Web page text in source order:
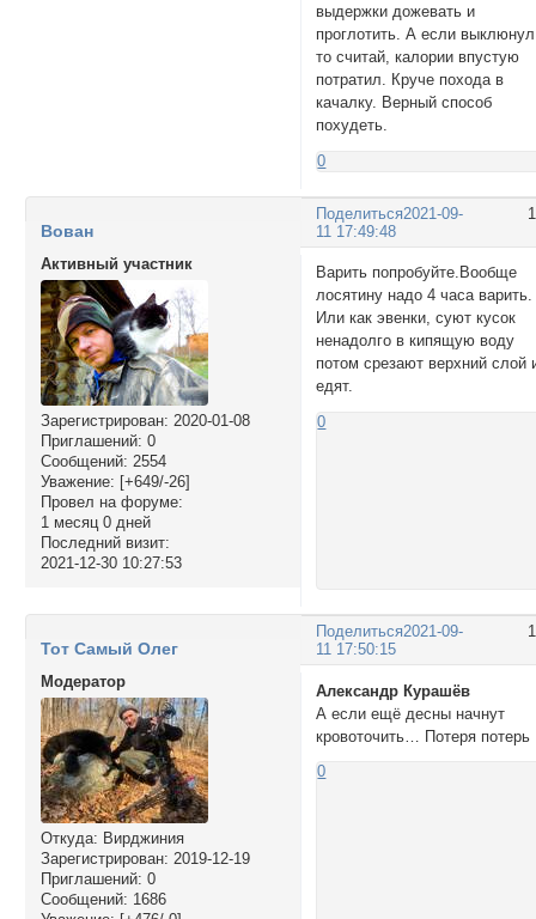
выдержки дожевать и
проглотить. А если
то считай, калории впустую
потратил. Круче похода в
качалку. Верный способ
похудеть.
0
Поделиться2021-09-
11 17:49:48
Вован
Активный участник
Зарегистрирован: 2020-01-08
Приглашений: 0
Сообщений: 2554
Уважение: [+649/-26]
Провел на форуме:
1 месяц 0 дней
Последний визит:
2021-12-30 10:27:53
Варить попробуйте.Вообще
лосятину надо 4 часа варить.
Или как эвенки, суют кусок
ненадолго в кипящую воду
потом срезают верхний слой
едят.
0
Поделиться2021-09-
11 17:50:15
Тот Самый Олег
Модератор
Откуда: Вирджиния
Зарегистрирован: 2019-12-19
Приглашений: 0
Сообщений: 1686
Александр Курашёв
А если ещё десны начнут
кровоточить… Потеря потерь
0